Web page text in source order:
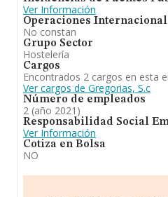
Ver Información
Operaciones
No constan
Grupo Sector
Hostelería
Cargos
Encontrados 2 cargos en esta
Ver cargos de Gregorias, S.c
Número de empleados
2 (año 2021)
Responsabilidad Social
Ver Información
Cotiza en Bolsa
NO